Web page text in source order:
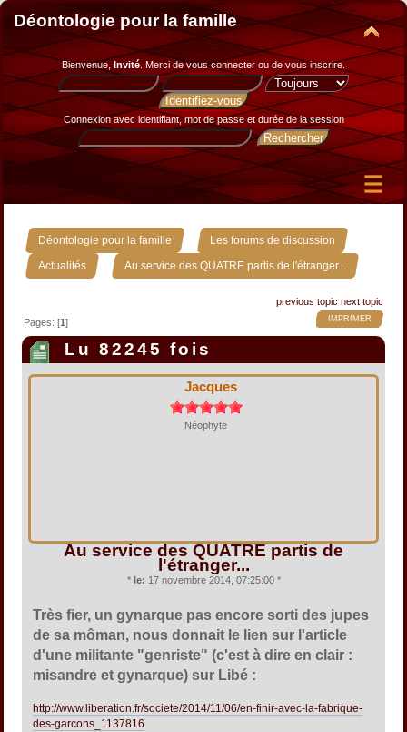
Déontologie pour la famille
Bienvenue, Invité. Merci devous connecter ou de vous inscrire.
Connexion avec identifiant, mot de passe et durée de la session
Déontologie pour la famille » Les forums de discussion »
Actualités » Au service des QUATRE partis de l'étranger...
previous topic next topic
IMPRIMER
Pages: [1]
Lu 82245 fois
Jacques
Néophyte
Au service des QUATRE partis de
l'étranger...
* le: 17 novembre 2014, 07:25:00 *
Très fier, un gynarque pas encore sorti des jupes
de sa môman, nous donnait le lien sur l'article
d'une militante "genriste" (c'est à dire en clair :
misandre et gynarque) sur Libé :
http://www.liberation.fr/societe/2014/11/06/en-finir-avec-la-fabrique-
des-garcons_1137816